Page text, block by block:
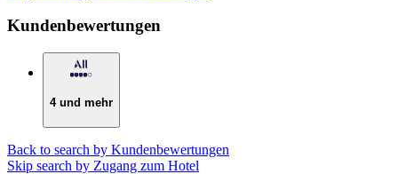
Kundenbewertungen
4 und mehr
Back to search by Kundenbewertungen
Skip search by Zugang zum Hotel